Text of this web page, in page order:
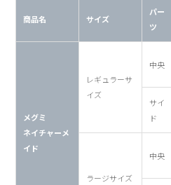
商品名 サイズ
パー
ツ
メグミ
ネイチャーメ
イド
レギュラーサ
イズ
中央
サイ
ド
ラージサイズ
中央